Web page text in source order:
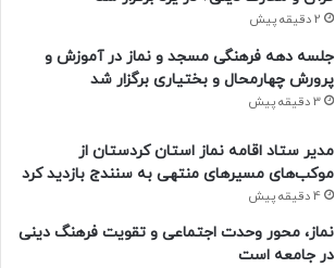
2 دقیقه پیش
جلسه دهه فرهنگی مسجد و نماز در آموزش و
پرورش چهارمحال و بختیاری برگزار شد
3 دقیقه پیش
مدیر ستاد اقامه نماز استان کردستان از
موکب‌های مسیرهای منتهی به سنندج بازدید کرد
4 دقیقه پیش
نماز، محور وحدت اجتماعی و تقویت فرهنگ دینی
در جامعه است